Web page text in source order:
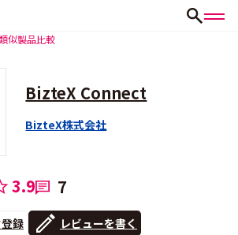
似製品比較
BizteX Connect
BizteX株式会社
3.9 7
録 レビューを書く